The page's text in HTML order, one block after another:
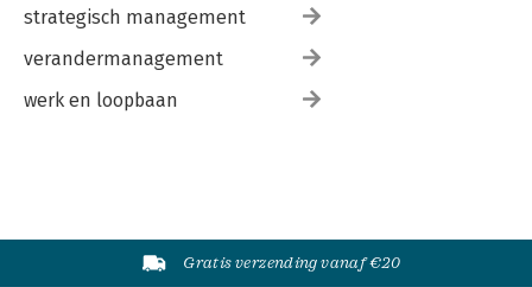
strategisch management
verandermanagement
werk en loopbaan
Gratis verzending vanaf €20